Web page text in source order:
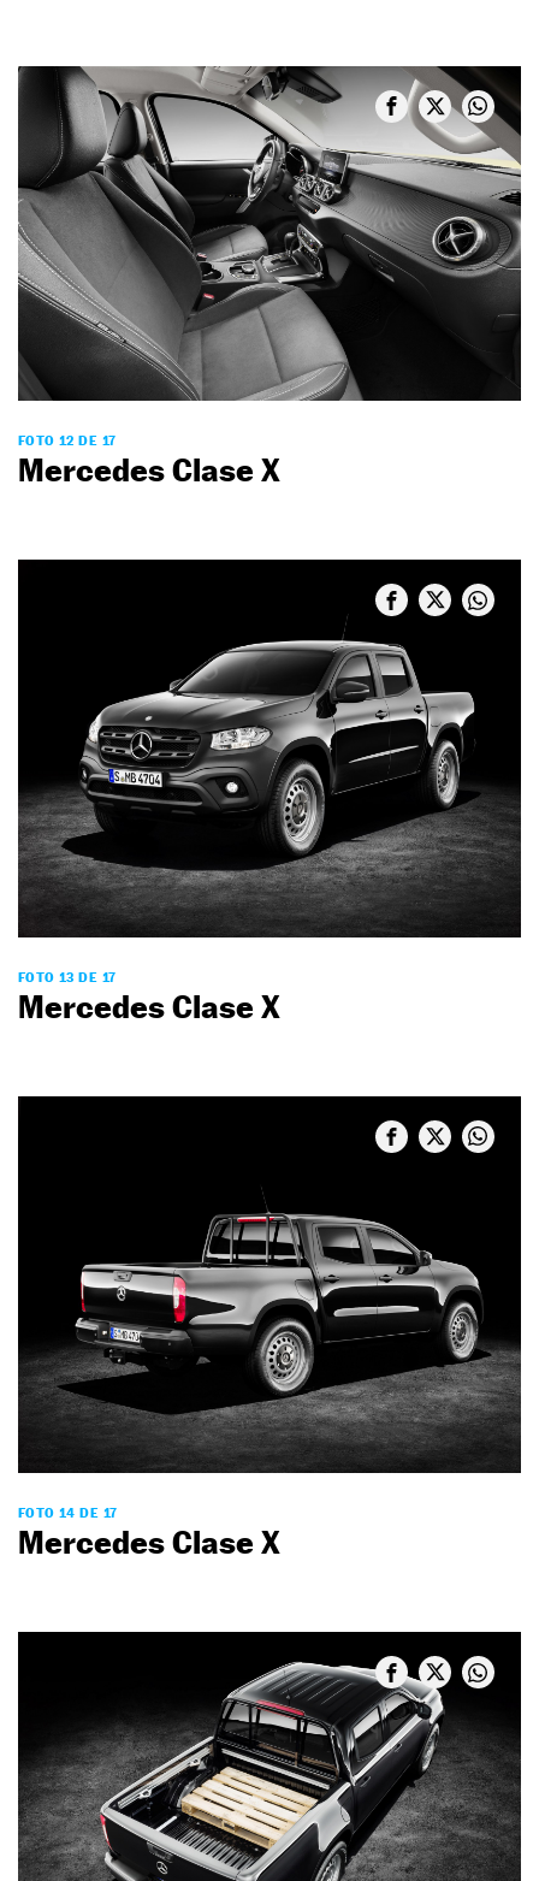
FOTO 12 DE 17
Mercedes Clase X
FOTO 13 DE 17
Mercedes Clase X
FOTO 14 DE 17
Mercedes Clase X